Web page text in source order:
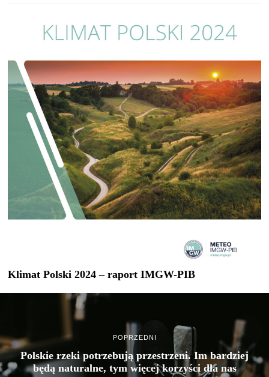
Klimat Polski 2024 – raport IMGW-PIB
POPRZEDNI
Polskie rzeki potrzebują przestrzeni. Im bardziej
będą naturalne, tym więcej korzyści dla nas